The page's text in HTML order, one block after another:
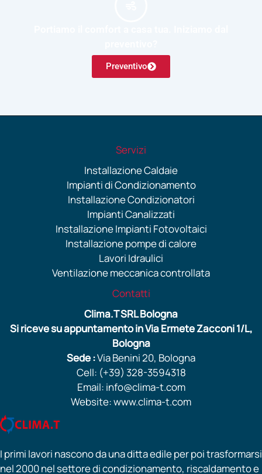
Preventivo
Servizi
Installazione Caldaie
Impianti di Condizionamento
Installazione Condizionatori
Impianti Canalizzati
Installazione Impianti Fotovoltaici
Installazione pompe di calore
Lavori Idraulici
Ventilazione meccanica controllata
Contatti
Clima.T SRL Bologna
Si riceve su appuntamento in Via Ermete Zacconi 1/L,
Bologna
Sede :Via Benini 20, Bologna
Cell: (+39) 328-3594318
Email: info@clima-t.com
Website: www.clima-t.com
I primi lavori nascono da una ditta edile per poi trasformarsi
nel 2000 nel settore di condizionamento, riscaldamento e